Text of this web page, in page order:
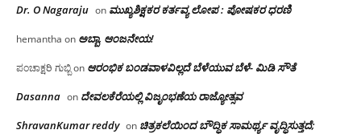
Dr. O Nagaraju on ಮುಖ್ಯಶಿಕ್ಷಕರ ಕರ್ತವ್ಯ ಲೋಪ : ಪೋಷಕರ ಧರಣಿ
hemantha on ಅಬ್ಬಾ, ಆಂಜನೇಯ!
ಪಂಚಾಕ್ಷರಿ ಗುಬ್ಬಿon ಆರಂಭಿಕ ಬಂಡವಾಳವಿಲ್ಲದೆ ಬೆಳೆಯುವ ಬೆಳೆ- ಮಿಡಿ ಸೌತೆ
Dasanna on ದೇವಲಕೆರೆಯಲ್ಲಿ ವಿಜೃಂಭಣೆಯ ರಾಜ್ಯೋತ್ಸವ
ShravanKumar reddy on ಚಿತ್ರಕಲೆಯಿಂದ ಬೌದ್ಧಿಕ ಸಾಮರ್ಥ್ಯ ವೃದ್ಧಿಸುತ್ತದೆ;